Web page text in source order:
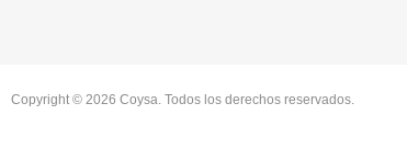
Copyright © 2026 Coysa. Todos los derechos reservados.